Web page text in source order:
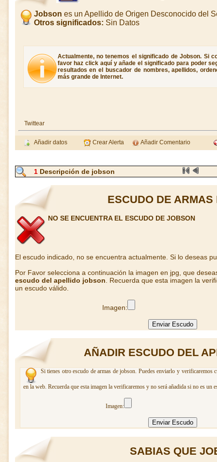
Jobson es un Apellido de Origen Desconocido del
Otros significados: Sin Datos
Actualmente, no tenemos el significado de Jobson. Si
favor haz click aquí y añade el significado para poder
resultados en el buscador de nombres, apellidos,
más grande de Internet.
Twittear
Añadir datos Crear Alerta Añadir Comentario
1 Descripción de jobson
ESCUDO DE
NO SE ENCUENTRA EL ESCUDO DE JOBSON
El escudo indicado, no se encuentra actualmente. Si lo deseas
Por Favor selecciona a continuación la imagen en jpg, que
escudo del apellido jobson . Recuerda que esta imagen la
un escudo válido.
Imagen:
AÑADIR ESCUDO DEL
Si tienes otro escudo de armas de jobson. Puedes enviarlo y verificaremos
en la web. Recuerda que esta imagen la verificaremos y no será añadida si no es un
Imagen:
SABIAS QUE